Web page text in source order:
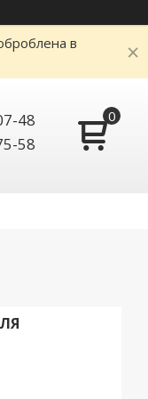
в
48
58